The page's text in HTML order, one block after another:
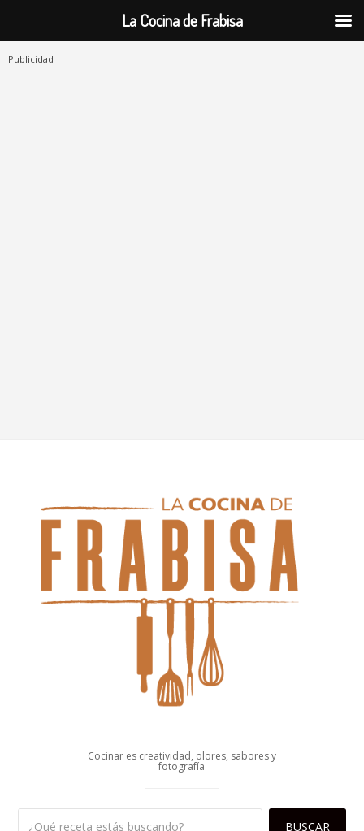
Publicidad
Cocinar es creatividad, olores, sabores y
fotografía
La Cocina de Frabisa